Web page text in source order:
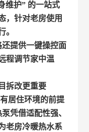
维护” 的一站式
，针对老房使用
。
提供一键操控面
程调节家中温
拆改更重要
居住环境的前提
凭借适配性强、
老房冷暖热水系